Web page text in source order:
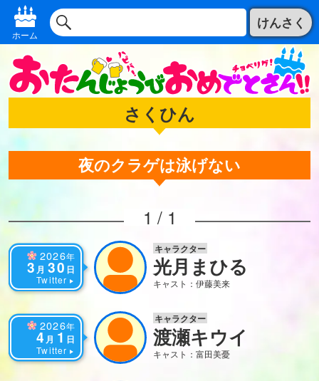
ホーム
けんさく
さくひん
夜のクラゲは泳げない
1 / 1
2026年
3 月 30 日
Twitter
キャラクター
光月まひる
キャスト：伊藤美来
2026年
4 月 1 日
Twitter
キャラクター
渡瀬キウイ
キャスト：富田美憂